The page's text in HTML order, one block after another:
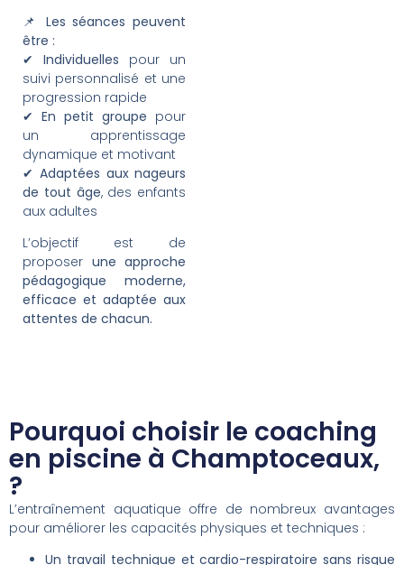
📌 Les séances peuvent
être :
✔Individuelles pour un
suivi personnalisé et une
progression rapide
✔En petit groupe pour
un apprentissage
dynamique et motivant
✔ Adaptées aux nageurs
de tout âge, des enfants
aux adultes
L’objectif est de
proposer une approche
pédagogique moderne,
efficace et adaptée aux
attentes de chacun.
Pourquoi choisir le coaching
en piscine à Champtoceaux,
?
L’entraînement aquatique offre de nombreux avantages
pour améliorer les capacités physiques et techniques :
Un travail technique et cardio-respiratoire sans risque